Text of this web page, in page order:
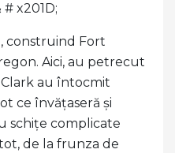
x201D;
construind Fort
Aici, au petrecut
Clark au întocmit
ce învățaseră și
schițe complicate
de la frunza de